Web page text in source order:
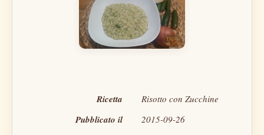
Ricetta Risotto con Zucchine
Pubblicato il 2015-09-26